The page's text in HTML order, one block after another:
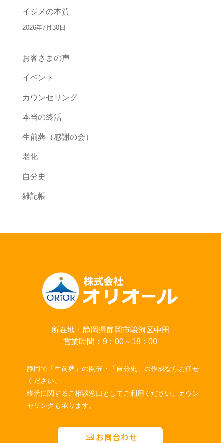
イジメの本質
2026年7月30日
お客さまの声
イベント
カウンセリング
本当の終活
生前葬（感謝の会）
老化
自分史
雑記帳
所在地：静岡県静岡市駿河区中田
営業時間：9：00～18：00
静岡で「生前葬」の開催・「自分史」の作成ならお任せ
ください。
終活に関するご相談窓口としてご利用ください。カウン
セリングも承ります。
お問合わせ